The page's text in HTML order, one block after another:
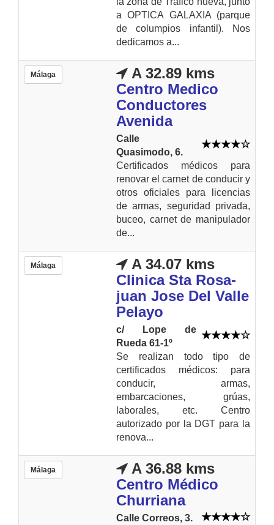
a OPTICA GALAXIA (parque
de columpios infantil). Nos
dedicamos a...
Málaga
A 32.89 kms
Centro Medico
Conductores
Avenida
Calle
Quasimodo, 6.
Certificados médicos para
renovar el carnet de conducir y
otros oficiales para licencias
de armas, seguridad privada,
buceo, carnet de manipulador
de...
Málaga
A 34.07 kms
Clinica Sta Rosa-
juan Jose Del Valle
Pelayo
c/ Lope de
Rueda 61-1º
Se realizan todo tipo de
certificados médicos: para
conducir, armas,
embarcaciones, grúas,
laborales, etc. Centro
autorizado por la DGT para la
renova...
Málaga
A 36.88 kms
Centro Médico
Churriana
Calle Correos, 3.